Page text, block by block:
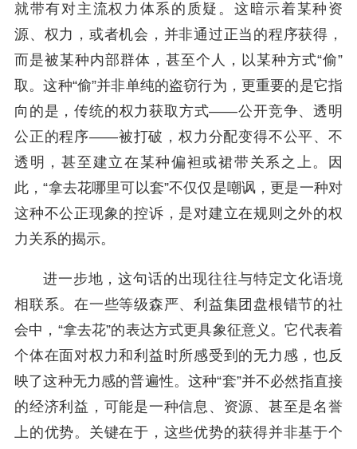
就带有对主流权力体系的质疑。这暗示着某种资
源、权力，或者机会，并非通过正当的程序获得，
而是被某种内部群体，甚至个人，以某种方式“偷”
取。这种“偷”并非单纯的盗窃行为，更重要的是它指
向的是，传统的权力获取方式——公开竞争、透明
公正的程序——被打破，权力分配变得不公平、不
透明，甚至建立在某种偏袒或裙带关系之上。因
此，“拿去花哪里可以套”不仅仅是嘲讽，更是一种对
这种不公正现象的控诉，是对建立在规则之外的权
力关系的揭示。
进一步地，这句话的出现往往与特定文化语境
相联系。在一些等级森严、利益集团盘根错节的社
会中，“拿去花”的表达方式更具象征意义。它代表着
个体在面对权力和利益时所感受到的无力感，也反
映了这种无力感的普遍性。这种“套”并不必然指直接
的经济利益，可能是一种信息、资源、甚至是名誉
上的优势。关键在于，这些优势的获得并非基于个